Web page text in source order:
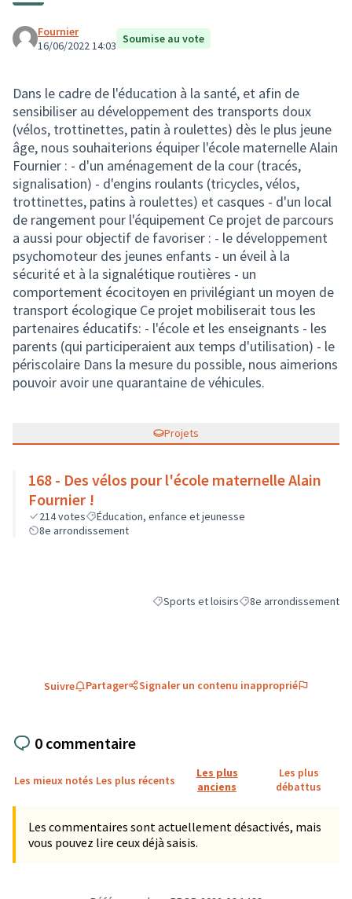
Fournier
16/06/2022 14:03 Soumise au vote
Dans le cadre de l'éducation à la santé, et afin de
sensibiliser au développement des transports doux
(vélos, trottinettes, patin à roulettes) dès le plus jeune
âge, nous souhaiterions équiper l'école maternelle Alain
Fournier : - d'un aménagement de la cour (tracés,
signalisation) - d'engins roulants (tricycles, vélos,
trottinettes, patins à roulettes) et casques - d'un local
de rangement pour l'équipement Ce projet de parcours
a aussi pour objectif de favoriser : - le développement
psychomoteur des jeunes enfants - un éveil à la
sécurité et à la signalétique routières - un
comportement écocitoyen en privilégiant un moyen de
transport écologique Ce projet mobiliserait tous les
partenaires éducatifs: - l'école et les enseignants - les
parents (qui participeraient aux temps d'utilisation) - le
périscolaire Dans la mesure du possible, nous aimerions
pouvoir avoir une quarantaine de véhicules.
Projets
168 - Des vélos pour l'école maternelle Alain
Fournier !
214votes
Éducation, enfance et jeunesse
8e arrondissement
Filtrer les résultats de la catégorie :
Sports et loisirsFiltrer les résultats
8e arrondissement
Suivre Partager Signaler un contenu inapproprié
0 commentaire
Les mieux notés Les plus récents
Les plus
anciens
Les plus
débattus
Les commentaires sont actuellement désactivés, mais
vous pouvez lire ceux déjà saisis.